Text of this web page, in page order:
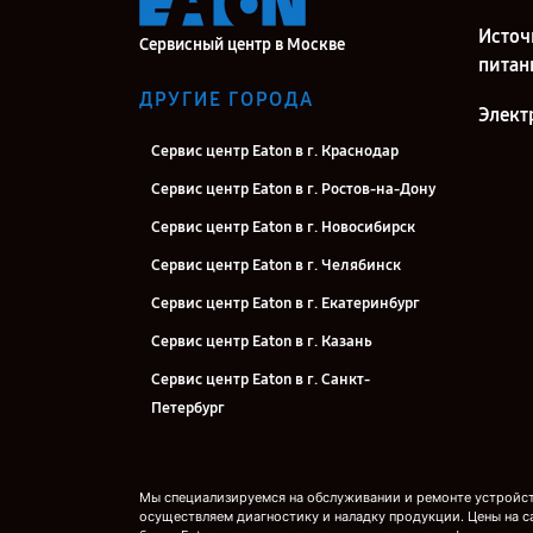
Сервисный центр в Москве
ДРУГИЕ ГОРОДА
Сервис центр Eaton в г. Краснодар
Сервис центр Eaton в г. Ростов-на-Дону
Сервис центр Eaton в г. Новосибирск
Сервис центр Eaton в г. Челябинск
Сервис центр Eaton в г. Екатеринбург
Сервис центр Eaton в г. Казань
Сервис центр Eaton в г. Санкт-
Петербург
Мы специализируемся на обслуживании и ремонте
осуществляем диагностику и наладку продукции. Цены на